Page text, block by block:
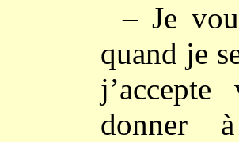
– Je
quand je
donner